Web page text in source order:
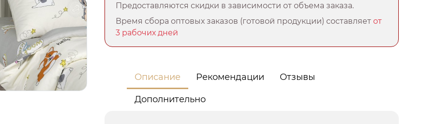
Предоставляются скидки в зависимости от объема заказа.
Время сбора оптовых заказов (готовой продукции) составляетот
3 рабочих дней
Описание Рекомендации Отзывы
Дополнительно